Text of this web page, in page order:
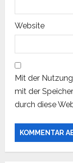
Website
Mit der
mit der
durch diese